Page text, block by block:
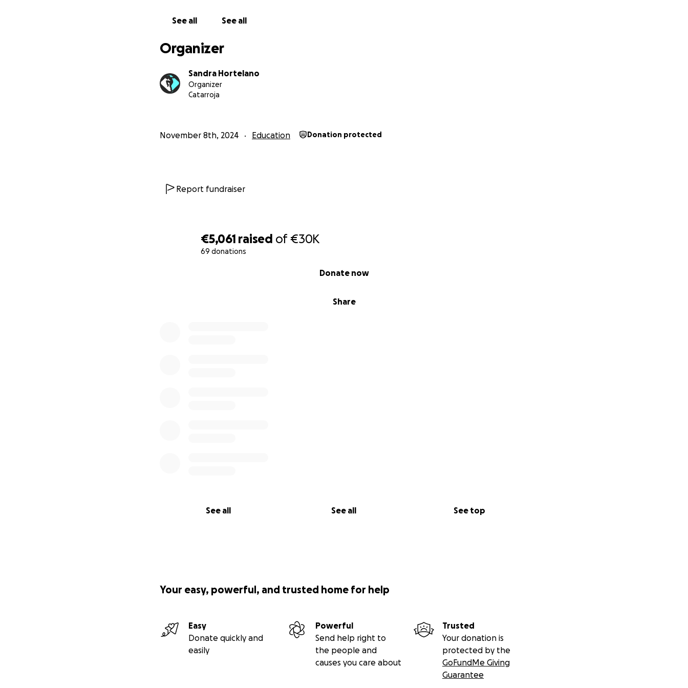
€5,061 raised of€30K
69 donations
Share
Donate now
See all See all See top
Directora Academia DANSAR
See all See all
Organizer
Sandra Hortelano
Organizer
Catarroja
November 8th, 2024 Education Donation protected
Report fundraiser
Your easy, powerful, and trusted home for help
Easy
Donate quickly and
easily
Powerful
Send help right to
the people and
causes you care about
Trusted
Your donation is
protected by the
GoFundMe Giving
Guarantee